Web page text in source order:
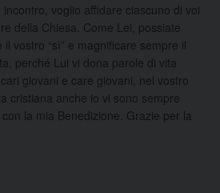
voglio affidare ciascuno di voi
della Chiesa. Come Lei, possiate
vostro “sì” e magnificare sempre il
perché Lui vi dona parole di vita
giovani e care giovani, nel vostro
cristiana anche io vi sono sempre
la mia Benedizione. Grazie per la